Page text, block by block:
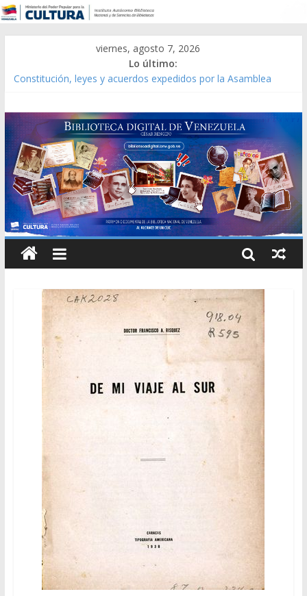
viernes, agosto 7, 2026
Lo último:
Constitución, leyes y acuerdos expedidos por la Asamblea
Modesta Bor Sánchez [material gráfico]
Gaceta Oficial de la República de Venezuela año CXXXIII Mes V,
Caracas 09 de marzo de 2006 N° 38.394
Catálogo temático de obras de Modesta Bor